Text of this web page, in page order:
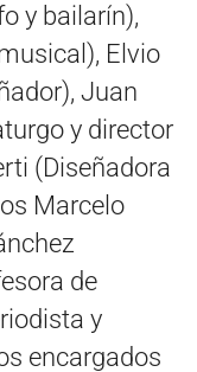
y bailarín),
Elvio
Juan
y director
(Diseñadora
Marcelo
de
y
encargados